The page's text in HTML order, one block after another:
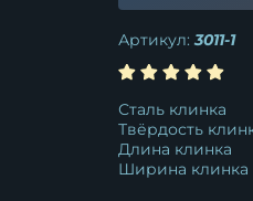
Артикул:3011-1
Сталь клинка
Твёрдость
Длина клинка
Ширина клинка